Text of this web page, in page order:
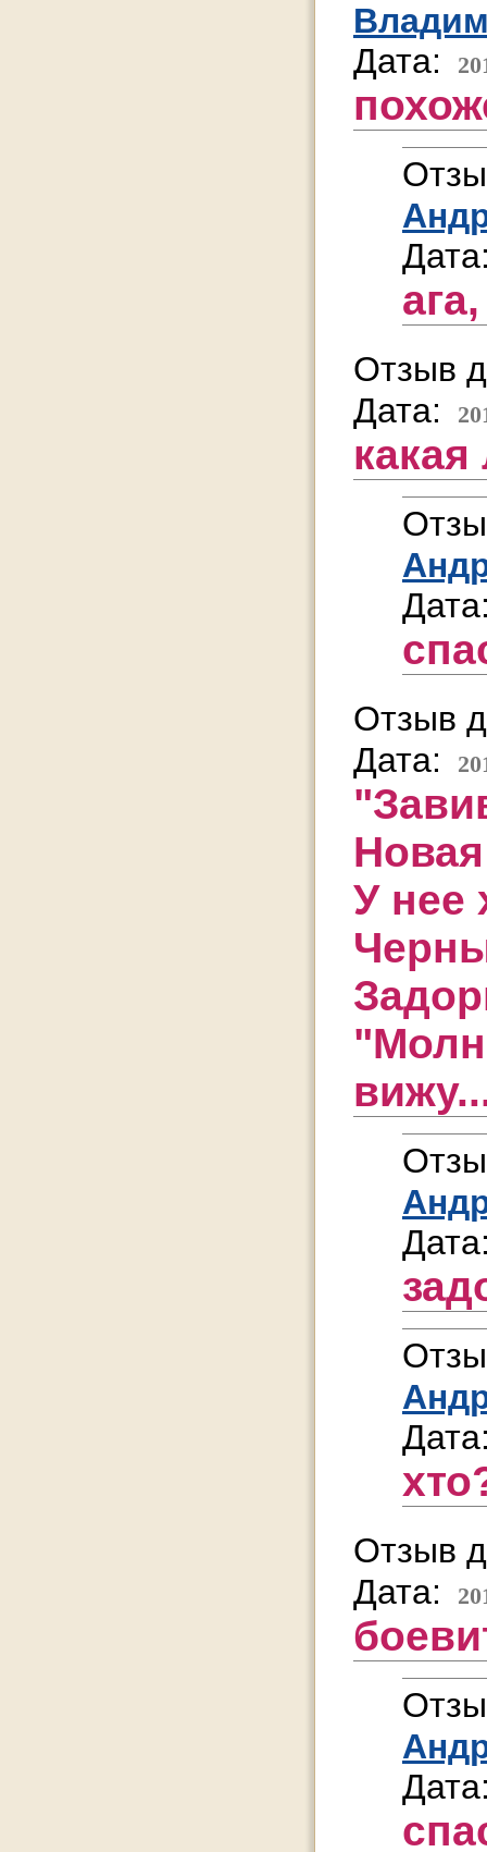
Дата:
Отзыв
Дата:
какая
Отзыв
Дата:
Новая
У нее
Отзыв
Дата: